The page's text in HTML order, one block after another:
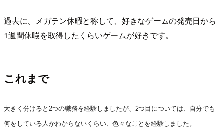
過去に、メガテン休暇と称して、 好きなゲームの発売日から
1週間休暇を取得したくらいゲームが好きです。
これまで
大きく分けると2つの職務を経験しましたが、2つ目については、 自分でも
何をしている人かわからないくらい、色々なことを経験しました。